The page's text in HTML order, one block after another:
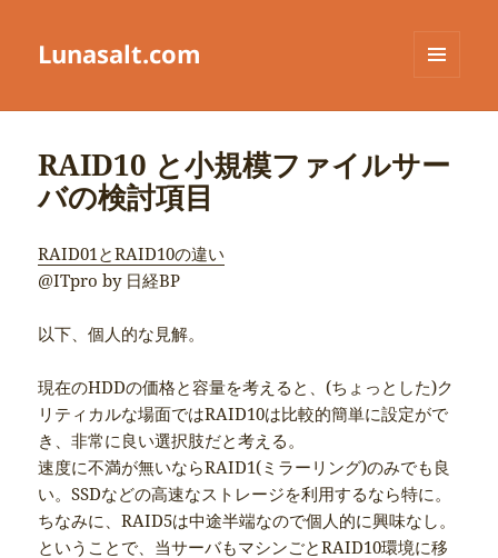
Lunasalt.com
ーとウ
RAID10 と小規模ファイルサー
バの検討項目
RAID01とRAID10の違い
@ITpro by 日経BP
以下、個人的な見解。
現在のHDDの価格と容量を考えると、(ちょっとした)ク
リティカルな場面ではRAID10は比較的簡単に設定がで
き、非常に良い選択肢だと考える。
速度に不満が無いならRAID1(ミラーリング)のみでも良
い。SSDなどの高速なストレージを利用するなら特に。
ちなみに、RAID5は中途半端なので個人的に興味なし。
ということで、当サーバもマシンごとRAID10環境に移